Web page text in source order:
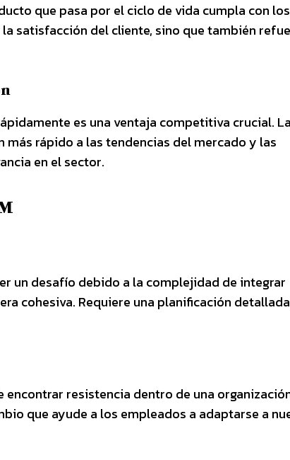
que pasa por el ciclo de vida cumpla con los
satisfacción del cliente, sino que también
es una ventaja competitiva crucial. La
rápido a las tendencias del mercado y las
en el sector.
un desafío debido a la complejidad de integrar
cohesiva. Requiere una planificación
resistencia dentro de una
que ayude a los empleados a adaptarse a